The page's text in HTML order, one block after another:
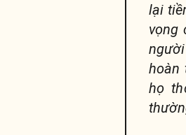
lại
vọng
hoàn
họ